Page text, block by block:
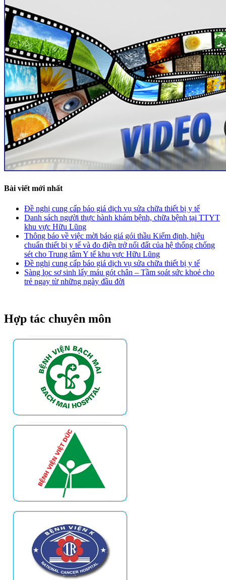
Bài viết mới nhất
Đề nghị cung cấp báo giá dịch vụ sửa chữa thiết bị y tế
Danh sách người thực hành khám bệnh, chữa bệnh tại TTYT
khu vực Hữu Lũng
Thông báo về việc mời báo giá gói thầu Kiểm định, hiệu
chuẩn thiết bị y tế và đo điện trở nối đất của hệ thống chống
sét cho Trung tâm Y tế khu vực Hữu Lũng
Đề nghị cung cấp báo giá dịch vụ sửa chữa thiết bị y tế
Sàng lọc sơ sinh lấy máu gót chân – Tầm soát sức khoẻ cho
trẻ ngay từ những ngày đầu đời
Hợp tác chuyên môn